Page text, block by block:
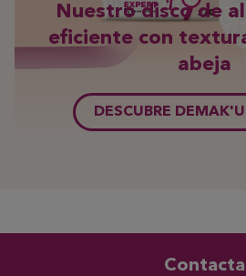
Nuestro disco de
eficiente con
abeja
DESCUBRE
Contacta